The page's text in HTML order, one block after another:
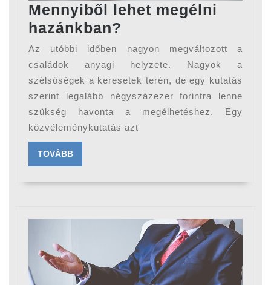
Mennyiből lehet megélni
hazánkban?
lehet
megélni
hazánkban?
Az utóbbi időben nagyon megváltozott a
családok anyagi helyzete. Nagyok a
szélsőségek a keresetek terén, de egy kutatás
szerint legalább négyszázezer forintra lenne
szükség havonta a megélhetéshez. Egy
közvéleménykutatás azt
TOVÁBBTOVÁBB